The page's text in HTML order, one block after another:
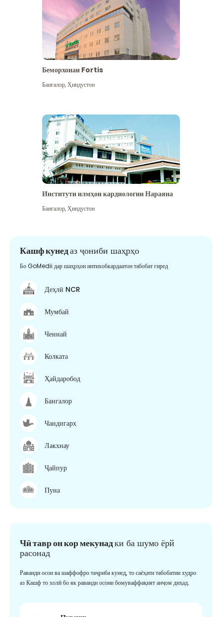
Беморхонаи Fortis
Бангалор,Ҳиндустон
Институти илмҳои кардиологии Нараяна
Бангалор,Ҳиндустон
Кашф кунедаз ҷониби шаҳрҳо
Бо GoMedii дар шаҳрҳои интихобкардаатон табобат гиред
Деҳлӣ NCR
Мумбай
Ченнай
Колката
Ҳайдаробод
Бангалор
Чандигарх
Лакхнау
Ҷайпур
Пуна
Чӣ тавр он кор мекунадки ба шумо ёрй
расонад
Раванди осон ва шаффофро таҷриба кунед, то саёҳати табобатии худро
аз Кашф то холӣ бо як раванди осони бомуваффақият анҷом диҳад.